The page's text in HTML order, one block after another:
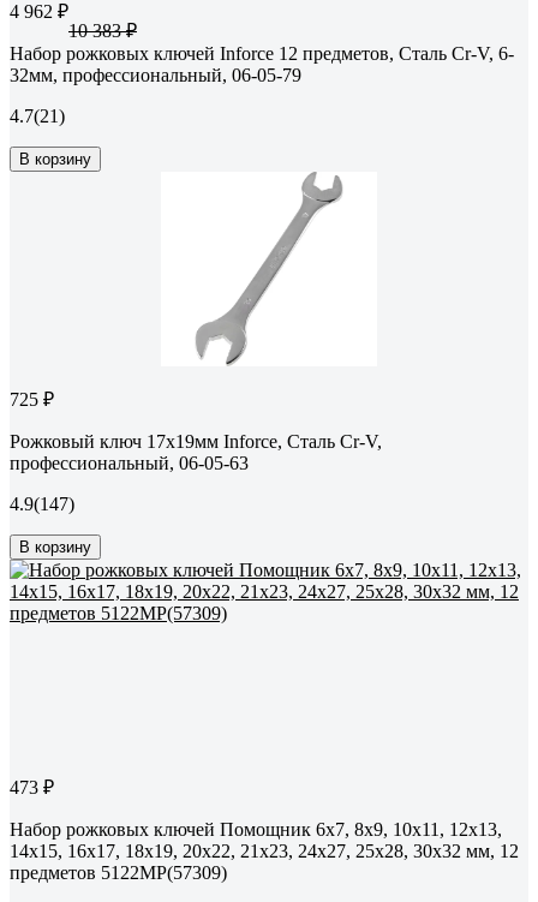
4 962 ₽
10 383 ₽
Набор рожковых ключей Inforce 12 предметов, Сталь Cr-V, 6-
32мм, профессиональный, 06-05-79
4.7(21)
В корзину
725 ₽
Рожковый ключ 17x19мм Inforce, Сталь Cr-V,
профессиональный, 06-05-63
4.9(147)
В корзину
473 ₽
Набор рожковых ключей Помощник 6x7, 8x9, 10x11, 12x13,
14x15, 16x17, 18x19, 20x22, 21x23, 24x27, 25x28, 30x32 мм, 12
предметов 5122MP(57309)